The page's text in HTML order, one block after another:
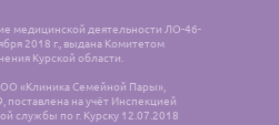
медицинской деятельности ЛО-46-
2018 г., выдана Комитетом
Курской области.
«Клиника Семейной Пары»,
на учёт Инспекцией
службы по г. Курску 12.07.2018